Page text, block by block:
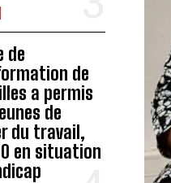
de
de
a permis
de
du travail,
en situation